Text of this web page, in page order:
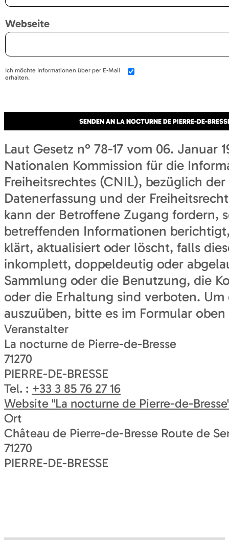
Webseite
Ich möchte Informationen über per E-Mail
erhalten.
Laut Gesetz n° 78-17 vom 06. Januar
Nationalen Kommission für die
Freiheitsrechtes (CNIL), bezüglich der
Datenerfassung und der
kann der Betroffene Zugang fordern,
betreffenden Informationen
klärt, aktualisiert oder löscht, falls
inkomplett, doppeldeutig oder
Sammlung oder die Benutzung, die
oder die Erhaltung sind verboten. Um
auszuüben, bitte es im Formular oben
Veranstalter
La nocturne de Pierre-de-Bresse
71270
PIERRE-DE-BRESSE
Tel. : +33 3 85 76 27 16
Website "La nocturne de Pierre-de-
Ort
Château de Pierre-de-Bresse Route de
71270
PIERRE-DE-BRESSE